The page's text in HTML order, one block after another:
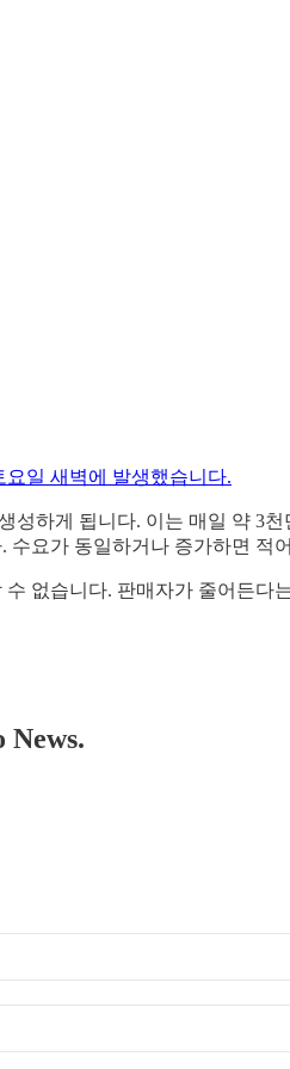
일 새벽에 발생했습니다.
하게 됩니다. 이는 매일 약 3
요가 동일하거나 증가하면 적
수 없습니다. 판매자가 줄어든다